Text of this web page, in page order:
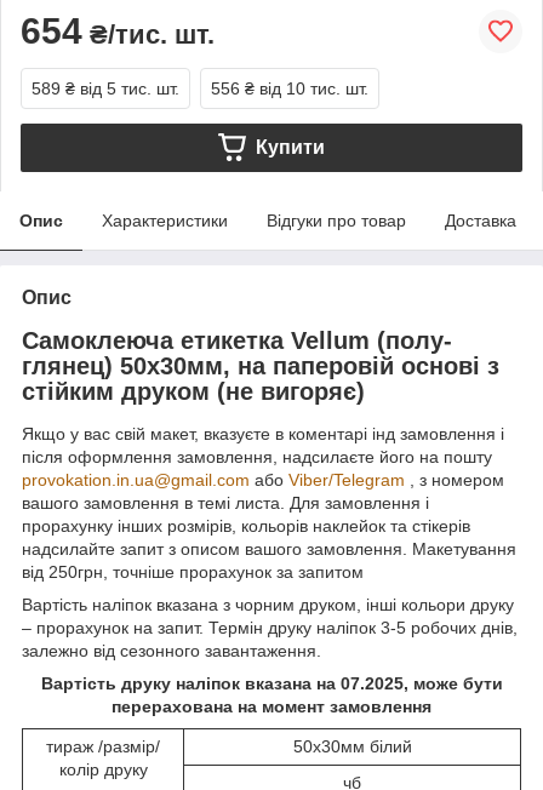
654 ₴/тис. шт.
589 ₴ від 5 тис. шт. 556 ₴ від 10 тис. шт.
Купити
Опис Характеристики Відгуки про товар Доставка
Опис
Самоклеюча етикетка Vellum (полу-
глянец) 50х30мм, на паперовій основі з
стійким друком (не вигоряє)
Якщо у вас свій макет, вказуєте в коментарі інд замовлення і
після оформлення замовлення, надсилаєте його на пошту
provokation.in.ua@gmail.com або Viber/Telegram , з номером
вашого замовлення в темі листа. Для замовлення і
прорахунку інших розмірів, кольорів наклейок та стікерів
надсилайте запит з описом вашого замовлення. Макетування
від 250грн, точніше прорахунок за запитом
Вартість наліпок вказана з чорним друком, інші кольори друку
– прорахунок на запит. Термін друку наліпок 3-5 робочих днів,
залежно від сезонного завантаження.
Вартість друку наліпок вказана на 07.2025, може бути
перерахована на момент замовлення
тираж /размір/
колір друку
50х30мм білий
чб